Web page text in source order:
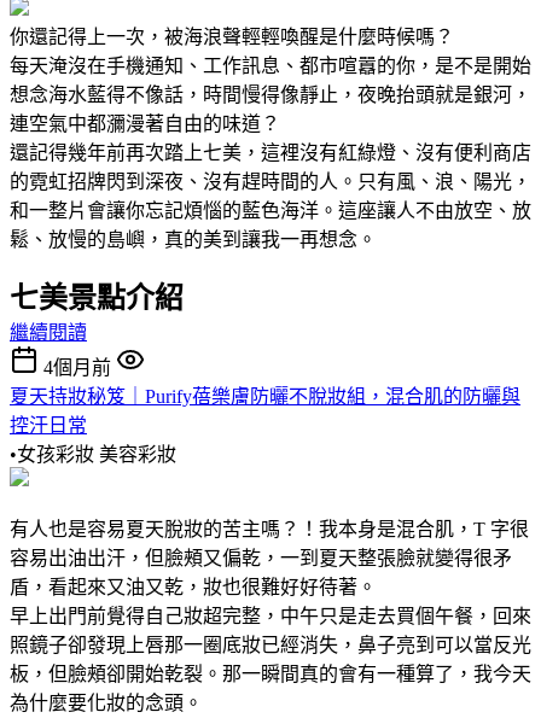
你還記得上一次，被海浪聲輕輕喚醒是什麼時候嗎？
每天淹沒在手機通知、工作訊息、都市喧囂的你，是不是開始
想念海水藍得不像話，時間慢得像靜止，夜晚抬頭就是銀河，
連空氣中都瀰漫著自由的味道？
還記得幾年前再次踏上七美，這裡沒有紅綠燈、沒有便利商店
的霓虹招牌閃到深夜、沒有趕時間的人。只有風、浪、陽光，
和一整片會讓你忘記煩惱的藍色海洋。這座讓人不由放空、放
鬆、放慢的島嶼，真的美到讓我一再想念。
七美景點介紹
繼續閱讀
4個月前
夏天持妝秘笈｜Purify蓓樂膚防曬不脫妝組，混合肌的防曬與
控汗日常
•女孩彩妝 美容彩妝
有人也是容易夏天脫妝的苦主嗎？！我本身是混合肌，T 字很
容易出油出汗，但臉頰又偏乾，一到夏天整張臉就變得很矛
盾，看起來又油又乾，妝也很難好好待著。
早上出門前覺得自己妝超完整，中午只是走去買個午餐，回來
照鏡子卻發現上唇那一圈底妝已經消失，鼻子亮到可以當反光
板，但臉頰卻開始乾裂。那一瞬間真的會有一種算了，我今天
為什麼要化妝的念頭。